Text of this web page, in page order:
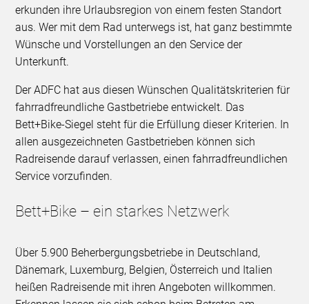
erkunden ihre Urlaubsregion von einem festen Standort
aus. Wer mit dem Rad unterwegs ist, hat ganz bestimmte
Wünsche und Vorstellungen an den Service der
Unterkunft.
Der ADFC hat aus diesen Wünschen Qualitätskriterien für
fahrradfreundliche Gastbetriebe entwickelt. Das
Bett+Bike-Siegel steht für die Erfüllung dieser Kriterien. In
allen ausgezeichneten Gastbetrieben können sich
Radreisende darauf verlassen, einen fahrradfreundlichen
Service vorzufinden.
Bett+Bike – ein starkes Netzwerk
Über 5.900 Beherbergungsbetriebe in Deutschland,
Dänemark, Luxemburg, Belgien, Österreich und Italien
heißen Radreisende mit ihren Angeboten willkommen.